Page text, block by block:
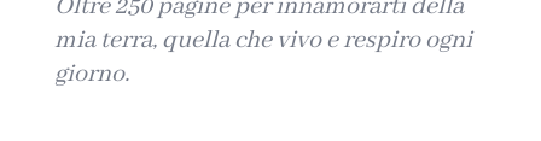
Oltre 250 pagine per innamorarti della
mia terra, quella che vivo e respiro ogni
giorno.